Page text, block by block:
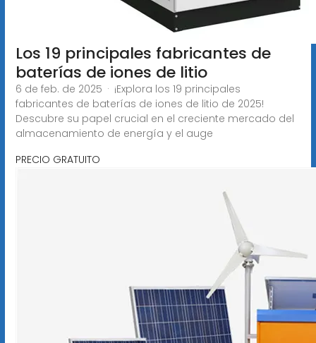
Los 19 principales fabricantes de
baterías de iones de litio
6 de feb. de 2025 · ¡Explora los 19 principales
fabricantes de baterías de iones de litio de 2025!
Descubre su papel crucial en el creciente mercado del
almacenamiento de energía y el auge
PRECIO GRATUITO